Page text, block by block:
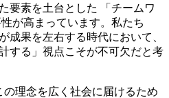
要素を土台とした 「チームワ
が高まっています。私たち
成果を左右する時代において、
する」視点こそが不可欠だと考
の理念を広く社会に届けるため